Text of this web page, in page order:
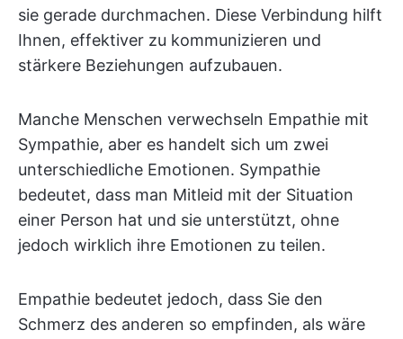
sie gerade durchmachen. Diese Verbindung hilft
Ihnen, effektiver zu kommunizieren und
stärkere Beziehungen aufzubauen.
Manche Menschen verwechseln Empathie mit
Sympathie, aber es handelt sich um zwei
unterschiedliche Emotionen. Sympathie
bedeutet, dass man Mitleid mit der Situation
einer Person hat und sie unterstützt, ohne
jedoch wirklich ihre Emotionen zu teilen.
Empathie bedeutet jedoch, dass Sie den
Schmerz des anderen so empfinden, als wäre